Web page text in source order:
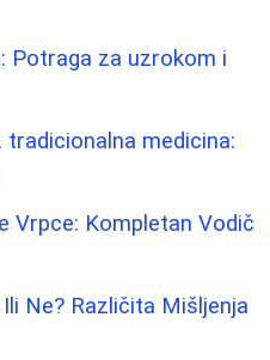
Potraga za uzrokom i
medicina:
Vrpce: Kompletan Vodič
Ne? Različita Mišljenja